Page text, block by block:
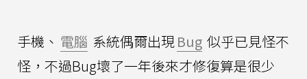
手機、 電腦 系統偶爾出現Bug 似乎已見怪不
怪，不過Bug壞了一年後來才修復算是很少